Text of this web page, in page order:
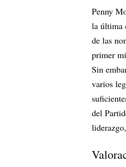
Penny
la última
de las
primer
Sin
varios
del